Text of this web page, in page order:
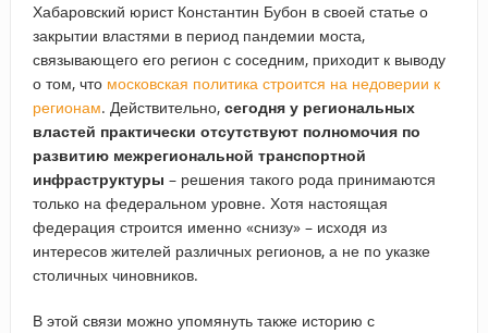
Хабаровский юрист Константин Бубон в своей статье о
закрытии властями в период пандемии моста,
связывающего его регион с соседним, приходит к выводу
о том, что московская политика строится на недоверии к
регионам. Действительно, сегодня у региональных
властей практически отсутствуют полномочия по
развитию межрегиональной транспортной
инфраструктуры – решения такого рода принимаются
только на федеральном уровне. Хотя настоящая
федерация строится именно «снизу» – исходя из
интересов жителей различных регионов, а не по указке
столичных чиновников.
В этой связи можно упомянуть также историю с